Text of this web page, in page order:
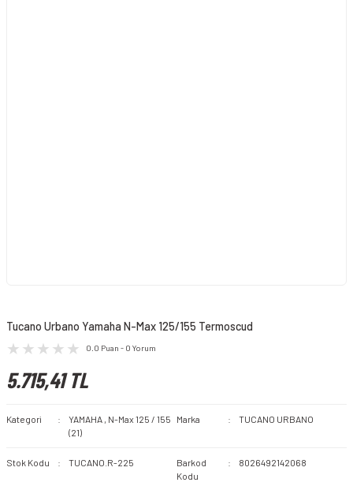
Tucano Urbano Yamaha N-Max 125/155 Termoscud
0.0 Puan - 0 Yorum
5.715,41 TL
Kategori YAMAHA , N-Max 125 / 155
(21)
Marka TUCANO URBANO
Stok Kodu TUCANO.R-225
Barkod
Kodu
8026492142068